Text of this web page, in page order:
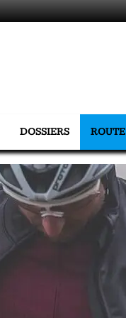
DOSSIERS ROUTE